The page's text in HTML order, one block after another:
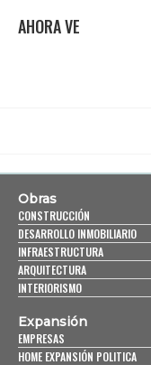
AHORA VE
Obras
CONSTRUCCIÓN
DESARROLLO INMOBILIARIO
INFRAESTRUCTURA
ARQUITECTURA
INTERIORISMO
Expansión
EMPRESAS
HOME EXPANSIÓN POLITICA